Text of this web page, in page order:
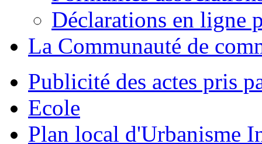
Déclarations en ligne
La Communauté de
Publicité des actes pris
Ecole
Plan local d'Urbanisme